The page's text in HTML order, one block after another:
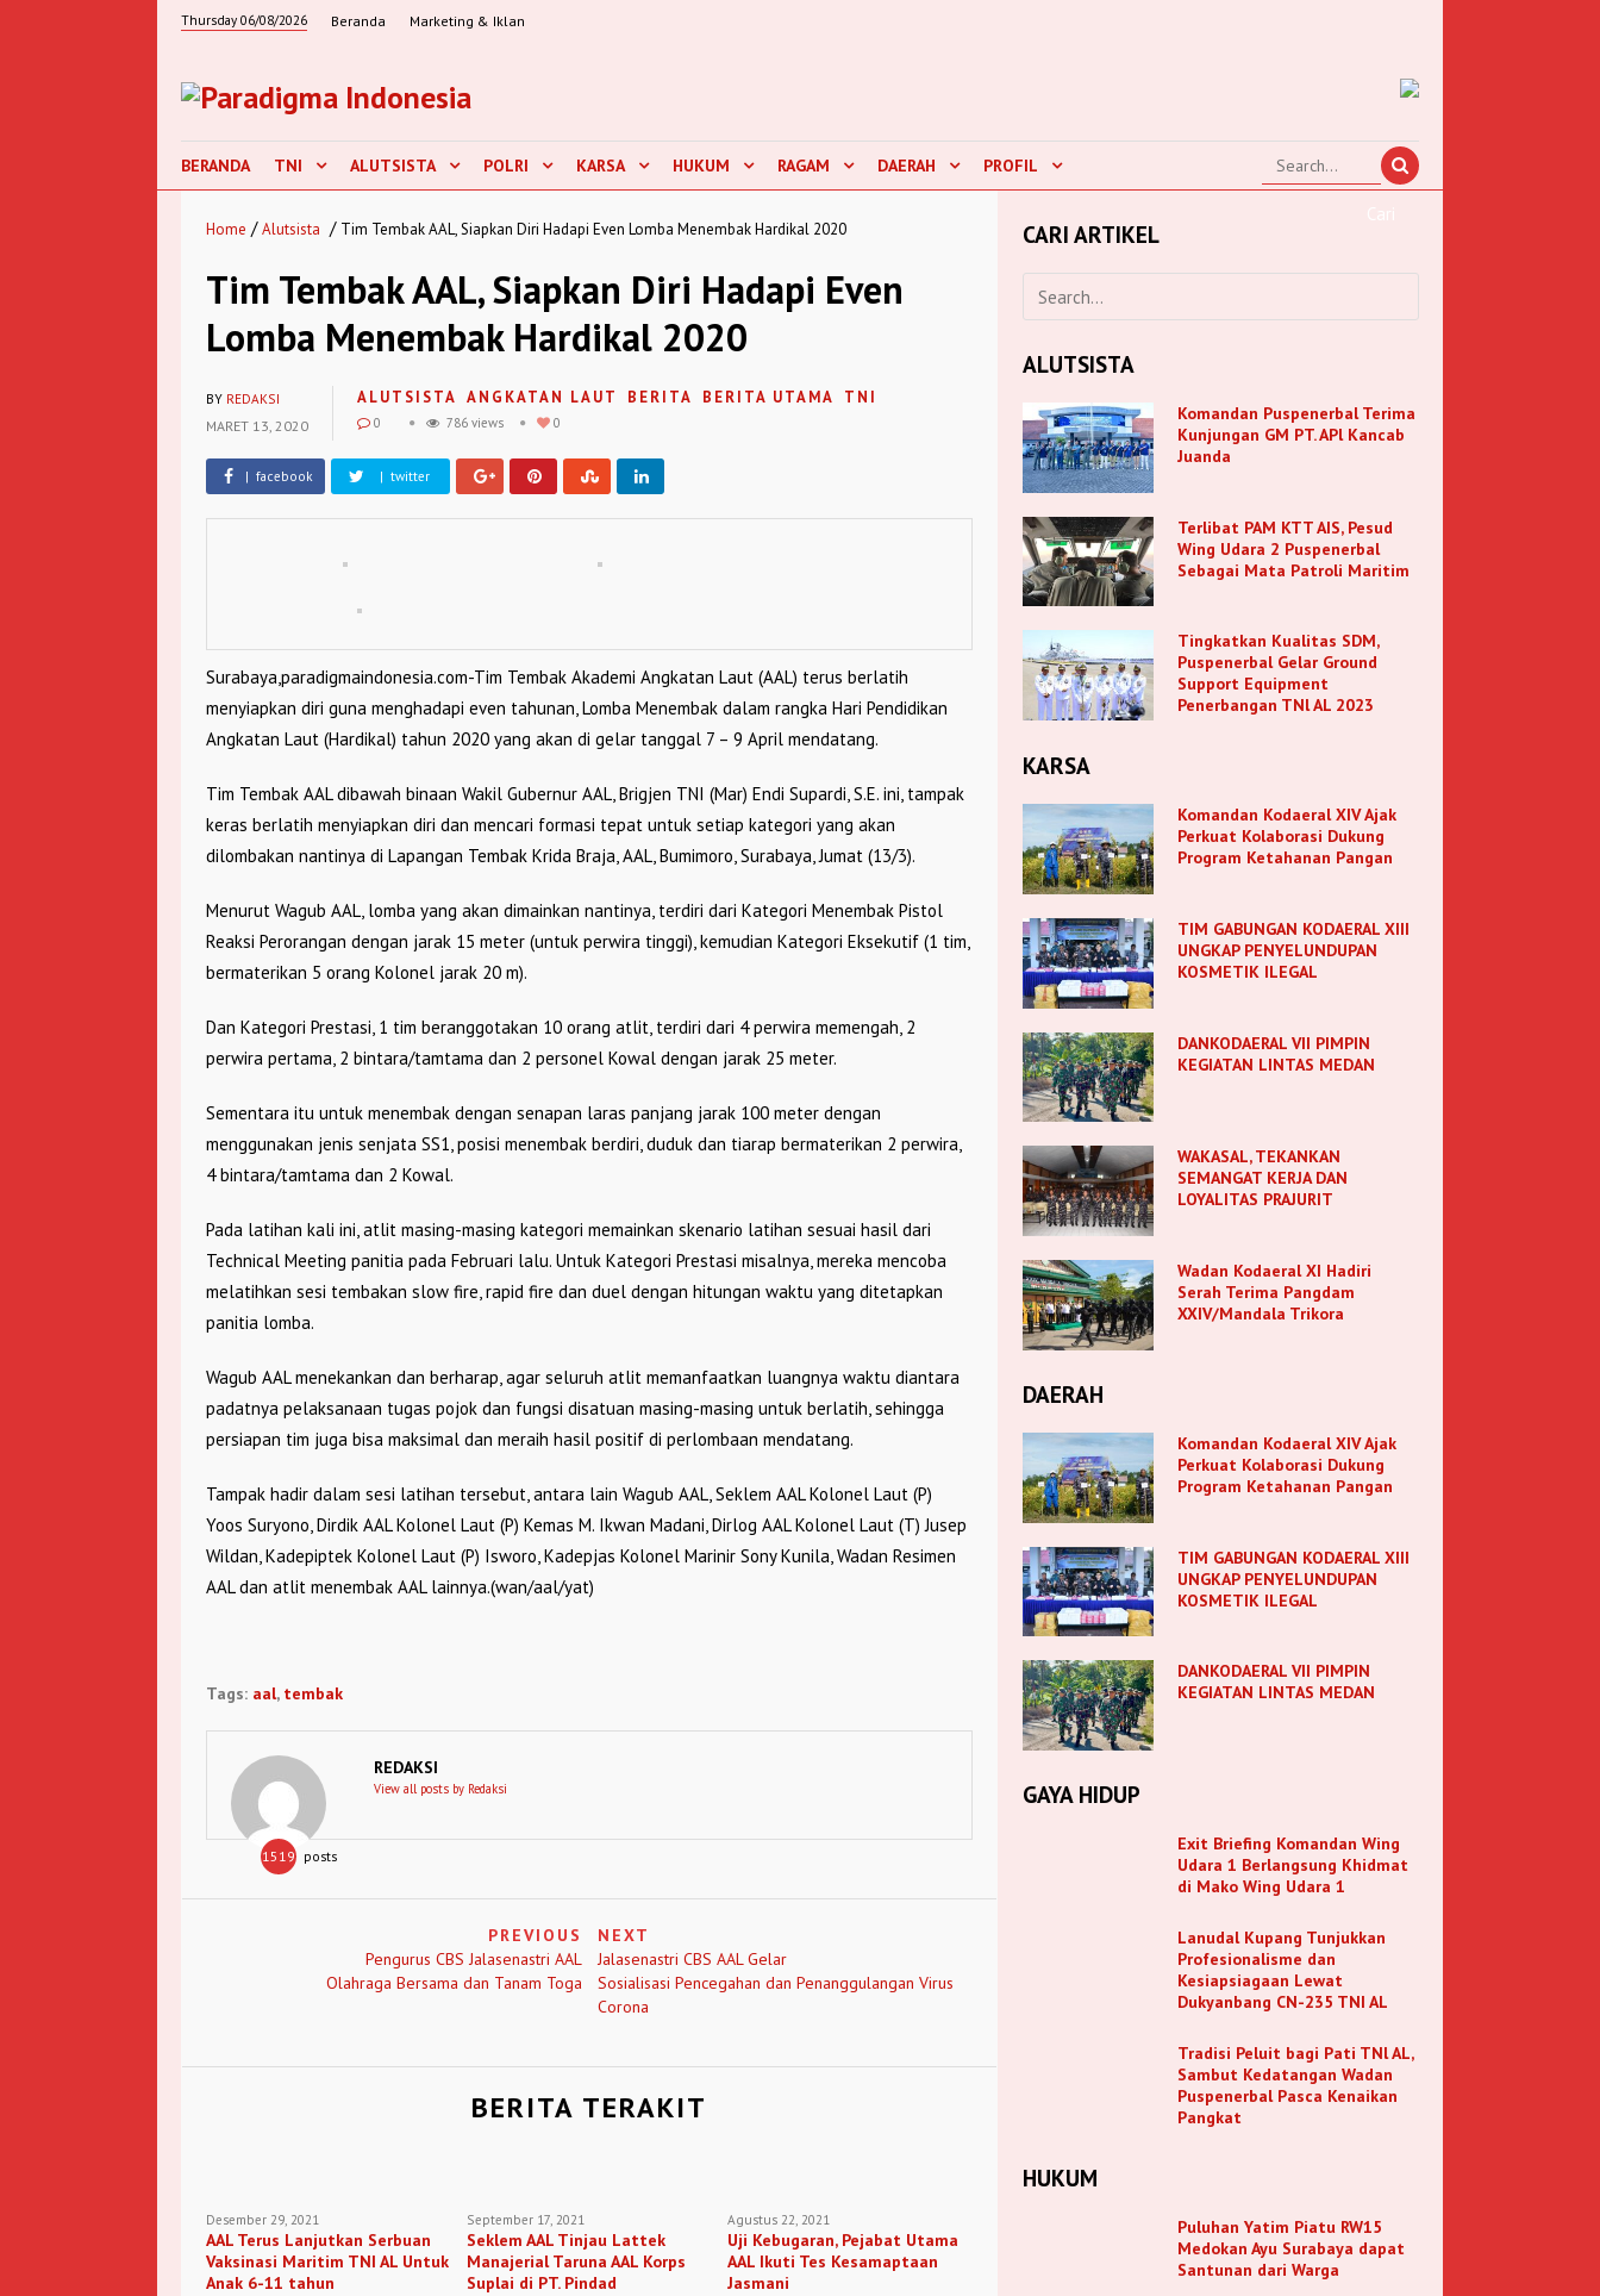
Thursday 06/08/2026 Beranda Marketing & Iklan
BERANDA TNI ALUTSISTA POLRI KARSA HUKUM RAGAM DAERAH PROFIL
Home / Alutsista / Tim Tembak AAL, Siapkan Diri Hadapi Even Lomba Menembak Hardikal 2020
Tim Tembak AAL, Siapkan Diri Hadapi Even
Lomba Menembak Hardikal 2020
BY REDAKSI
MARET 13, 2020
ALUTSISTA ANGKATAN LAUT BERITA BERITA UTAMA TNI
0 786 views 0
| facebook | twitter
Surabaya,paradigmaindonesia.com-Tim Tembak Akademi Angkatan Laut (AAL) terus berlatih
menyiapkan diri guna menghadapi even tahunan, Lomba Menembak dalam rangka Hari Pendidikan
Angkatan Laut (Hardikal) tahun 2020 yang akan di gelar tanggal 7 – 9 April mendatang.
Tim Tembak AAL dibawah binaan Wakil Gubernur AAL, Brigjen TNI (Mar) Endi Supardi, S.E. ini, tampak
keras berlatih menyiapkan diri dan mencari formasi tepat untuk setiap kategori yang akan
dilombakan nantinya di Lapangan Tembak Krida Braja, AAL, Bumimoro, Surabaya, Jumat (13/3).
Menurut Wagub AAL, lomba yang akan dimainkan nantinya, terdiri dari Kategori Menembak Pistol
Reaksi Perorangan dengan jarak 15 meter (untuk perwira tinggi), kemudian Kategori Eksekutif (1 tim,
bermaterikan 5 orang Kolonel jarak 20 m).
Dan Kategori Prestasi, 1 tim beranggotakan 10 orang atlit, terdiri dari 4 perwira memengah, 2
perwira pertama, 2 bintara/tamtama dan 2 personel Kowal dengan jarak 25 meter.
Sementara itu untuk menembak dengan senapan laras panjang jarak 100 meter dengan
menggunakan jenis senjata SS1, posisi menembak berdiri, duduk dan tiarap bermaterikan 2 perwira,
4 bintara/tamtama dan 2 Kowal.
Pada latihan kali ini, atlit masing-masing kategori memainkan skenario latihan sesuai hasil dari
Technical Meeting panitia pada Februari lalu. Untuk Kategori Prestasi misalnya, mereka mencoba
melatihkan sesi tembakan slow fire, rapid fire dan duel dengan hitungan waktu yang ditetapkan
panitia lomba.
Wagub AAL menekankan dan berharap, agar seluruh atlit memanfaatkan luangnya waktu diantara
padatnya pelaksanaan tugas pojok dan fungsi disatuan masing-masing untuk berlatih, sehingga
persiapan tim juga bisa maksimal dan meraih hasil positif di perlombaan mendatang.
Tampak hadir dalam sesi latihan tersebut, antara lain Wagub AAL, Seklem AAL Kolonel Laut (P)
Yoos Suryono, Dirdik AAL Kolonel Laut (P) Kemas M. Ikwan Madani, Dirlog AAL Kolonel Laut (T) Jusep
Wildan, Kadepiptek Kolonel Laut (P) Isworo, Kadepjas Kolonel Marinir Sony Kunila, Wadan Resimen
AAL dan atlit menembak AAL lainnya.(wan/aal/yat)
Tags: aal, tembak
1519 posts
REDAKSI
View all posts by Redaksi
PREVIOUS
Pengurus CBS Jalasenastri AAL
Olahraga Bersama dan Tanam Toga
NEXT
Jalasenastri CBS AAL Gelar
Sosialisasi Pencegahan dan Penanggulangan Virus
Corona
BERITA TERAKIT
Desember 29, 2021
AAL Terus Lanjutkan Serbuan
Vaksinasi Maritim TNI AL Untuk
Anak 6-11 tahun
September 17, 2021
Seklem AAL Tinjau Lattek
Manajerial Taruna AAL Korps
Suplai di PT. Pindad
Agustus 22, 2021
Uji Kebugaran, Pejabat Utama
AAL Ikuti Tes Kesamaptaan
Jasmani
CARI ARTIKEL
ALUTSISTA
Komandan Puspenerbal Terima
Kunjungan GM PT. APl Kancab
Juanda
Terlibat PAM KTT AIS, Pesud
Wing Udara 2 Puspenerbal
Sebagai Mata Patroli Maritim
Tingkatkan Kualitas SDM,
Puspenerbal Gelar Ground
Support Equipment
Penerbangan TNl AL 2023
KARSA
Komandan Kodaeral XIV Ajak
Perkuat Kolaborasi Dukung
Program Ketahanan Pangan
TIM GABUNGAN KODAERAL XIII
UNGKAP PENYELUNDUPAN
KOSMETIK ILEGAL
DANKODAERAL VII PIMPIN
KEGIATAN LINTAS MEDAN
WAKASAL, TEKANKAN
SEMANGAT KERJA DAN
LOYALITAS PRAJURIT
Wadan Kodaeral XI Hadiri
Serah Terima Pangdam
XXIV/Mandala Trikora
DAERAH
Komandan Kodaeral XIV Ajak
Perkuat Kolaborasi Dukung
Program Ketahanan Pangan
TIM GABUNGAN KODAERAL XIII
UNGKAP PENYELUNDUPAN
KOSMETIK ILEGAL
DANKODAERAL VII PIMPIN
KEGIATAN LINTAS MEDAN
GAYA HIDUP
Exit Briefing Komandan Wing
Udara 1 Berlangsung Khidmat
di Mako Wing Udara 1
Lanudal Kupang Tunjukkan
Profesionalisme dan
Kesiapsiagaan Lewat
Dukyanbang CN-235 TNI AL
Tradisi Peluit bagi Pati TNl AL,
Sambut Kedatangan Wadan
Puspenerbal Pasca Kenaikan
Pangkat
HUKUM
Puluhan Yatim Piatu RW15
Medokan Ayu Surabaya dapat
Santunan dari Warga